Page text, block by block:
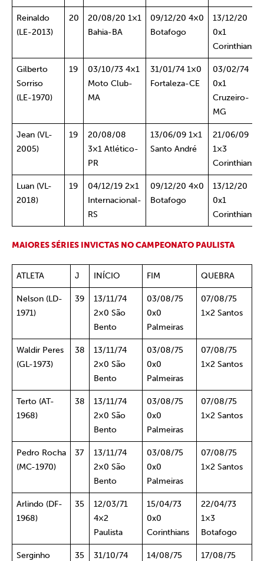
Reinaldo
(LE-2013)
20
20/08/20 1×1
Bahia-BA
09/12/20 4×0
Botafogo
13/12/20
0x1
Corinthians
Gilberto
Sorriso
(LE-1970)
19
03/10/73 4×1
Moto Club-
MA
31/01/74 1×0
Fortaleza-CE
03/02/74
0x1
Cruzeiro-
MG
Jean (VL-
2005)
19
20/08/08
3×1 Atlético-
PR
13/06/09 1×1
Santo André
21/06/09
1×3
Corinthians
Luan (VL-
2018)
19
04/12/19 2×1
Internacional-
RS
09/12/20 4×0
Botafogo
13/12/20
0x1
Corinthians
MAIORES SÉRIES INVICTAS NO CAMPEONATO PAULISTA
ATLETA J INÍCIO FIM QUEBRA
Nelson (LD-
1971)
39
13/11/74
2×0 São
Bento
03/08/75
0x0
Palmeiras
07/08/75
1×2 Santos
Waldir Peres
(GL-1973)
38
13/11/74
2×0 São
Bento
03/08/75
0x0
Palmeiras
07/08/75
1×2 Santos
Terto (AT-
1968)
38
13/11/74
2×0 São
Bento
03/08/75
0x0
Palmeiras
07/08/75
1×2 Santos
Pedro Rocha
(MC-1970)
37
13/11/74
2×0 São
Bento
03/08/75
0x0
Palmeiras
07/08/75
1×2 Santos
Arlindo (DF-
1968)
35
12/03/71
4×2
Paulista
15/04/73
0x0
Corinthians
22/04/73
1×3
Botafogo
Serginho
35
31/10/74
14/08/75
17/08/75